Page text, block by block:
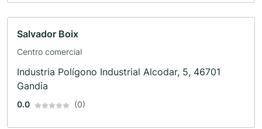
Salvador Boix
Centro comercial
Industria Polígono Industrial Alcodar, 5, 46701
Gandia
0.0 (0)